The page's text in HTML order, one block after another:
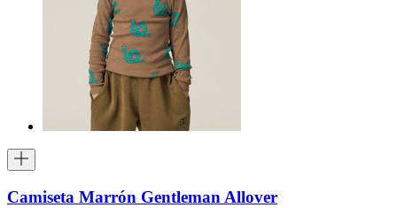
Camiseta Marrón Gentleman Allover